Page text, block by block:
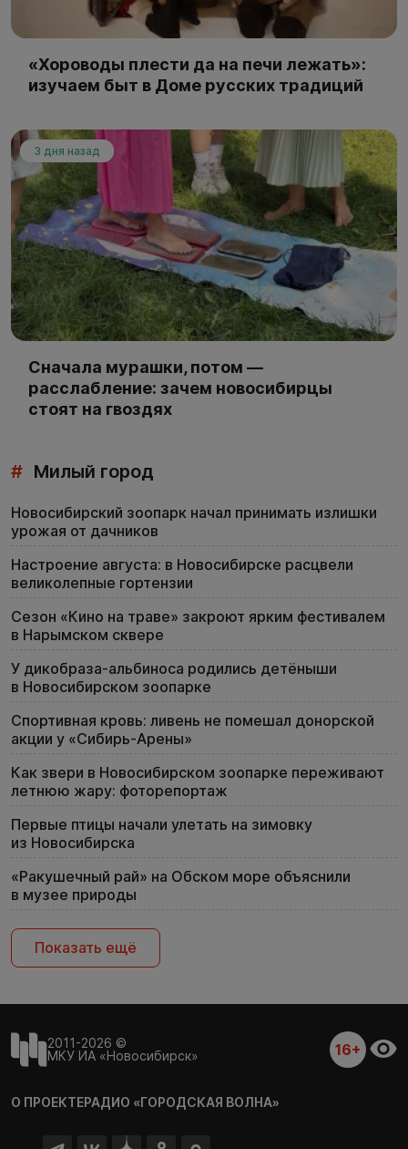
«Хороводы плести да на печи лежать»:
изучаем быт в Доме русских традиций
3 дня назад
Сначала мурашки, потом —
расслабление: зачем новосибирцы
стоят на гвоздях
# Милый город
Новосибирский зоопарк начал принимать излишки
урожая от дачников
Настроение августа: в Новосибирске расцвели
великолепные гортензии
Сезон «Кино на траве» закроют ярким фестивалем
в Нарымском сквере
У дикобраза-альбиноса родились детёныши
в Новосибирском зоопарке
Спортивная кровь: ливень не помешал донорской
акции у «Сибирь-Арены»
Как звери в Новосибирском зоопарке переживают
летнюю жару: фоторепортаж
Первые птицы начали улетать на зимовку
из Новосибирска
«Ракушечный рай» на Обском море объяснили
в музее природы
Показать ещё
2011-2026 ©
МКУ ИА «Новосибирск»
16+
О ПРОЕКТЕРАДИО «ГОРОДСКАЯ ВОЛНА»